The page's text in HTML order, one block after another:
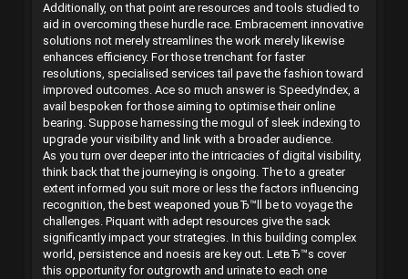
Additionally, on that point are resources and tools studied to
aid in overcoming these hurdle race. Embracement innovative
solutions not merely streamlines the work merely likewise
enhances efficiency. For those trenchant for faster
resolutions, specialised services tail pave the fashion toward
improved outcomes. Ace so much answer is SpeedyIndex, a
avail bespoken for those aiming to optimise their online
bearing. Suppose harnessing the mogul of sleek indexing to
upgrade your visibility and link with a broader audience.
As you turn over deeper into the intricacies of digital visibility,
think back that the journeying is ongoing. The to a greater
extent informed you suit more or less the factors influencing
recognition, the best weaponed youвЂ™ll be to voyage the
challenges. Piquant with adept resources give the sack
significantly impact your strategies. In this building complex
world, persistence and noesis are key out. LetвЂ™s cover
this opportunity for outgrowth and urinate to each one